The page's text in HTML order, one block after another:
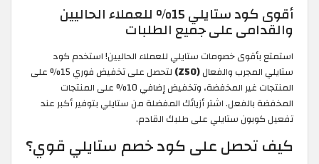
أقوى كود ستايلي 15% للعملاء الحاليين
والقدامى على جميع الطلبات
استمتع بأقوى خصومات ستايلي للعملاء الحاليين! استخدم كود
ستايلي المجرب والفعال(Z50)
لتحصل على تخفيض فوري 15% على
المنتجات غير المخفضة، وتخفيض إضافي 10% على المنتجات
المخفضة بالفعل. اشتر أزيائك المفضلة من ستايلي بتوفير أكبر عند
تفعيل كوبون ستايلي على طلبك القادم.
كيف تحصل على كود خصم ستايلي قوي؟